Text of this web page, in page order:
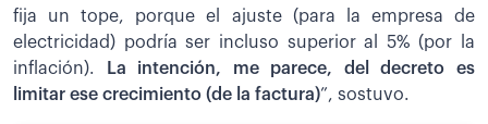
fija un tope, porque el ajuste (para la empresa de
electricidad) podría ser incluso superior al 5% (por la
inflación).
La intención, me parece, del decreto es
limitar ese crecimiento (de la factura)”, sostuvo.